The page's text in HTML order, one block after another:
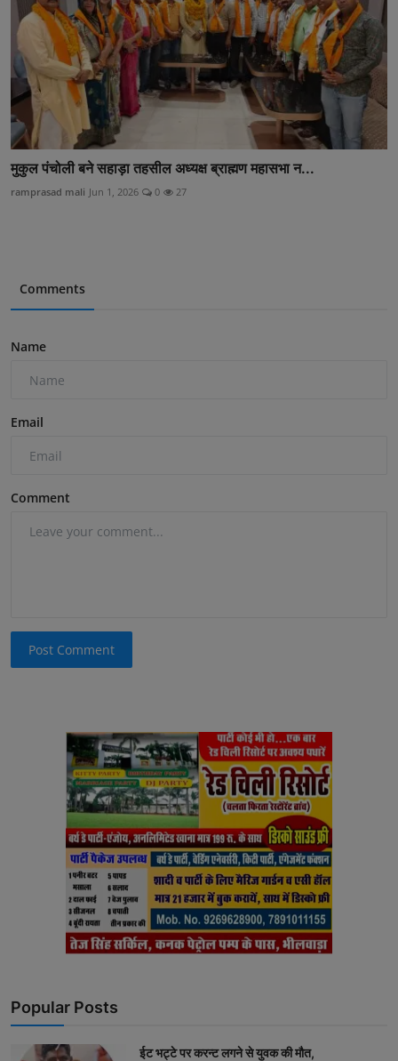
मुकुल पंचोली बने सहाड़ा तहसील अध्यक्ष ब्राह्मण महासभा न...
ramprasad mali Jun 1, 2026 0 27
Comments
Name
Email
Comment
Post Comment
Popular Posts
ईट भट्टे पर करन्ट लगने से युवक की मौत,